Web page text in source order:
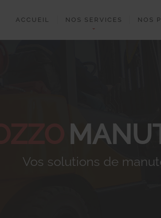
ACCUEIL NOS SERVICES NOS
Vos solutions de